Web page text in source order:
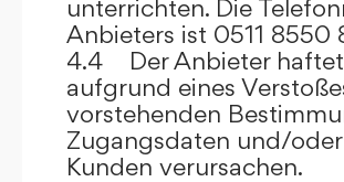
unterrichten. Die
Anbieters ist 0511 8550
4.4 Der Anbieter
aufgrund eines
vorstehenden
Zugangsdaten und/
Kunden verursachen.